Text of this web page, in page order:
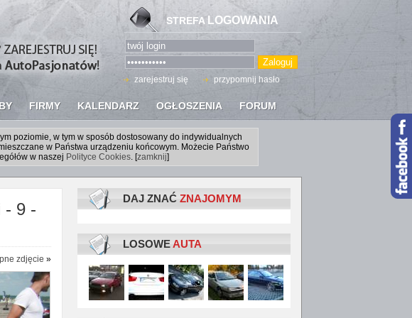
FIRMY KALENDARZ OGŁOSZENIA FORUM
STREFA LOGOWANIA
zarejestruj się przypomnij hasło
poziomie, w tym w sposób dostosowany do indywidualnych
w Państwa urządzeniu końcowym. Możecie Państwo
w naszej Polityce Cookies. [zamknij]
- 9 -
zdjęcie »
DAJ ZNAĆ ZNAJOMYM
LOSOWEAUTA